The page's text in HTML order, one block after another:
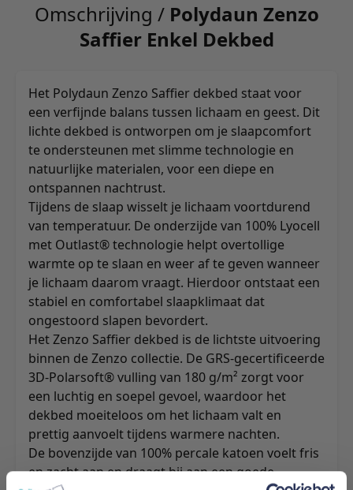
Omschrijving / Polydaun Zenzo
Saffier Enkel Dekbed
Het Polydaun Zenzo Saffier dekbed staat voor
een verfijnde balans tussen lichaam en geest. Dit
lichte dekbed is ontworpen om je slaapcomfort
te ondersteunen met slimme technologie en
natuurlijke materialen, voor een diepe en
ontspannen nachtrust.
Tijdens de slaap wisselt je lichaam voortdurend
van temperatuur. De onderzijde van 100% Lyocell
met Outlast® technologie helpt overtollige
warmte op te slaan en weer af te geven wanneer
je lichaam daarom vraagt. Hierdoor ontstaat een
stabiel en comfortabel slaapklimaat dat
ongestoord slapen bevordert.
Het Zenzo Saffier dekbed is de lichtste uitvoering
binnen de Zenzo collectie. De GRS-gecertificeerde
3D-Polarsoft® vulling van 180 g/m² zorgt voor
een luchtig en soepel gevoel, waardoor het
dekbed moeiteloos om het lichaam valt en
prettig aanvoelt tijdens warmere nachten.
De bovenzijde van 100% percale katoen voelt fris
en zacht aan en draagt bij aan een goede